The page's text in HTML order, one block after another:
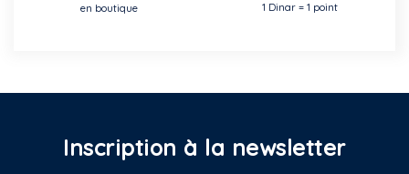
en boutique 1 Dinar = 1 point
Inscription à la newsletter